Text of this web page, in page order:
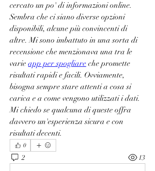
cercato un po' di informazioni online.
Sembra che ci siano diverse opzioni
disponibili, alcune più convincenti di
altre. Mi sono imbattuto in una sorta di
recensione che menzionava una tra le
varie app per spogliare che promette
risultati rapidi e facili. Ovviamente,
bisogna sempre stare attenti a cosa si
carica e a come vengono utilizzati i dati.
Mi chiedo se qualcuna di queste offra
davvero un'esperienza sicura e con
risultati decenti.
0
2 13